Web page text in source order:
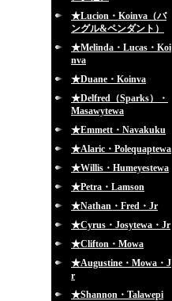
★Lucion・Koinva（バ
ングル&ペンダント）
★Melinda・Lucas・Koi
nva
★Duane・Koinva
★Delfred（Sparks）・
Masawytewa
★Emmett・Navakuku
★Alaric・Polequaptewa
★Willis・Humeyestewa
★Petra・Lamson
★Nathan・Fred・Jr
★Cyrus・Josytewa・Jr
★Clifton・Mowa
★Augustine・Mowa・J
r
★Shannon・Talawepi